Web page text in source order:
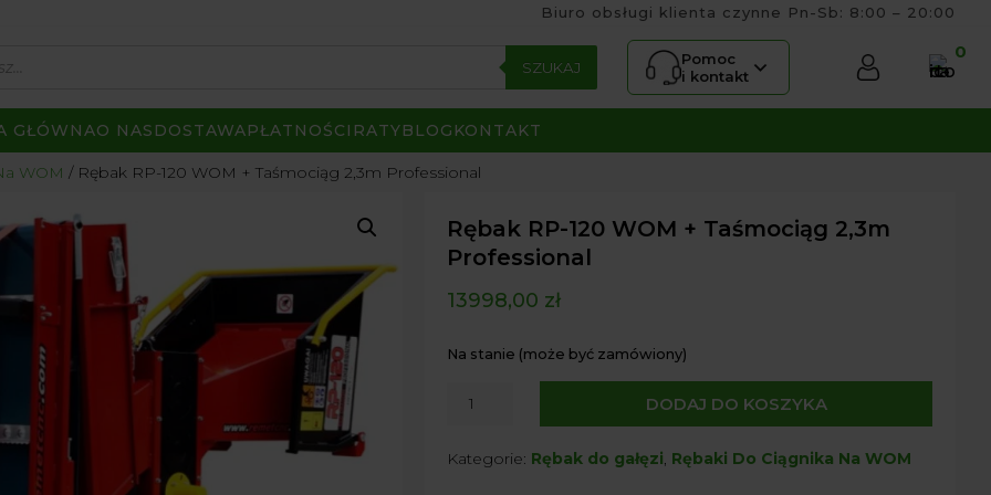
Biuro obsługi klienta czynne Pn-Sb: 8:00 – 20:00
SZUKAJ
Pomoc
i kontakt
0
GŁÓWNAO NAS DOSTAWAPŁATNOŚCI RATYBLOG KONTAKT
WOM Rębak RP-120 WOM + Taśmociąg 2,3m Professional
Rębak RP-120 WOM + Taśmociąg 2,3m
Professional
13998,00 zł
Na stanie (może być zamówiony)
120
DODAJ DO KOSZYKA
Kategorie: Rębak do gałęzi, Rębaki Do Ciągnika Na WOM